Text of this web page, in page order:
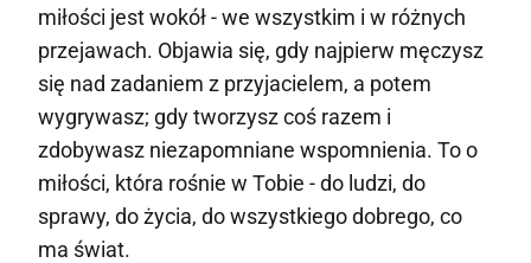
miłości jest wokół - we wszystkim i w różnych
przejawach. Objawia się, gdy najpierw męczysz
się nad zadaniem z przyjacielem, a potem
wygrywasz; gdy tworzysz coś razem i
zdobywasz niezapomniane wspomnienia. To o
miłości, która rośnie w Tobie - do ludzi, do
sprawy, do życia, do wszystkiego dobrego, co
ma świat.